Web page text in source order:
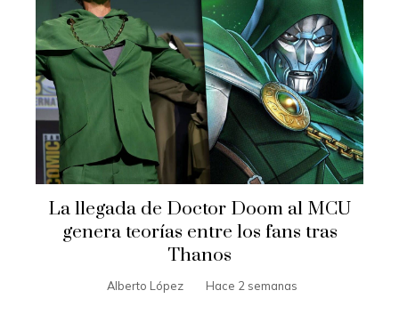
La llegada de Doctor Doom al MCU
genera teorías entre los fans tras
Thanos
Alberto López Hace 2 semanas